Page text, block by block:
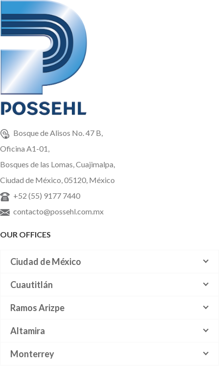
Bosque de Alisos No. 47 B,
Oficina A1-01,
Bosques de las Lomas, Cuajimalpa,
Ciudad de México, 05120, México
+52 (55) 9177 7440
contacto@possehl.com.mx
OUR OFFICES
Ciudad de México
Cuautitlán
Ramos Arizpe
Altamira
Monterrey